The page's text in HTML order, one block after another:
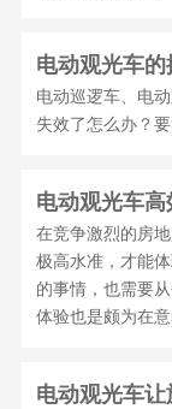
电动观光车
电动巡逻车、电
失效了怎么办？
电动观光车
在竞争激烈的房
极高水准，才能
的事情，也需要
体验也是颇为在
电动观光车